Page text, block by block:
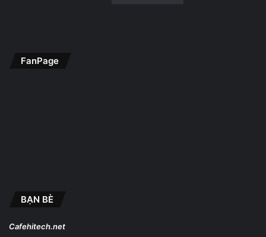
FanPage
BẠN BÈ
Cafehitech.net